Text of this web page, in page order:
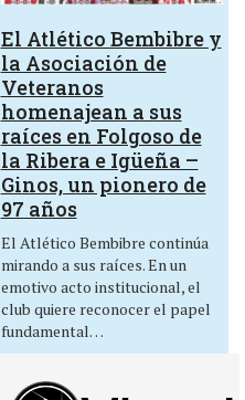
El Atlético Bembibre y
la Asociación de
Veteranos
homenajean a sus
raíces en Folgoso de
la Ribera e Igüeña –
Ginos, un pionero de
97 años
El Atlético Bembibre continúa
mirando a sus raíces. En un
emotivo acto institucional, el
club quiere reconocer el papel
fundamental…